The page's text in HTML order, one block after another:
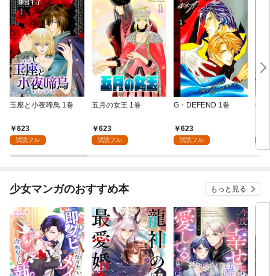
玉座と小夜啼鳥 1巻
623
試読フル
五月の女王 1巻
623
試読フル
G・DEFEND 1巻
623
試読フル
裸
少女マンガのおすすめ本 もっと見る